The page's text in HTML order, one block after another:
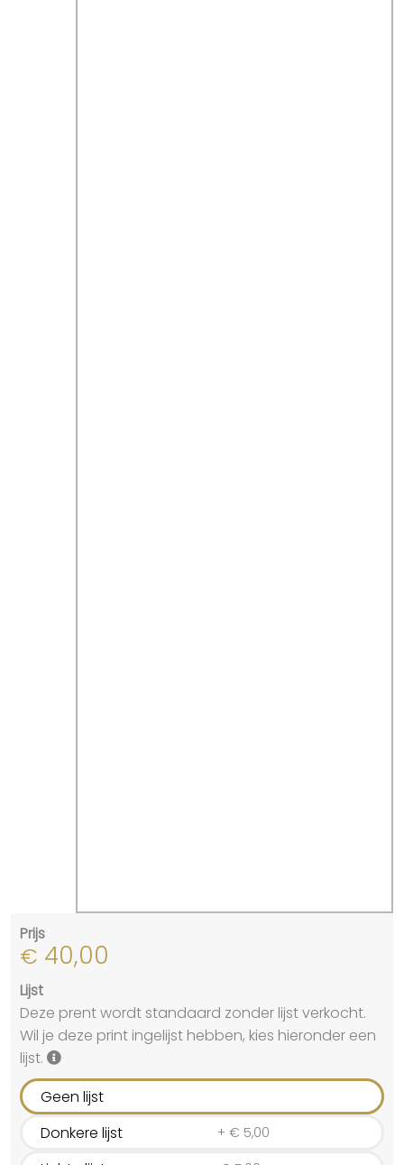
Prijs
€ 40,00
Lijst
Deze prent wordt standaard zonder lijst verkocht.
Wil je deze print ingelijst hebben, kies hieronder een
lijst.
Geen lijst
Donkere lijst
+ € 5,00